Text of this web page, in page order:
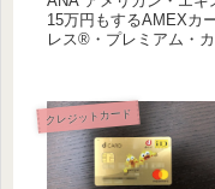
15万円もするAMEXカ
レス®・プレミアム・
クレジットカード